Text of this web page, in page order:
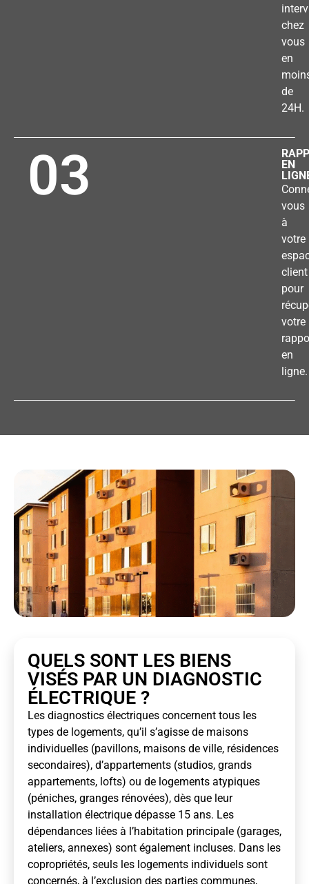
chez
vous
en
de
24H.
03
EN
vous
à
votre
client
pour
votre
en
ligne.
QUELS SONT LES BIENS
VISÉS PAR UN DIAGNOSTIC
ÉLECTRIQUE ?
Les diagnostics électriques concernent tous les
types de logements, qu’il s’agisse de maisons
individuelles (pavillons, maisons de ville, résidences
secondaires), d’appartements (studios, grands
appartements, lofts) ou de logements atypiques
(péniches, granges rénovées), dès que leur
installation électrique dépasse 15 ans. Les
dépendances liées à l’habitation principale (garages,
ateliers, annexes) sont également incluses. Dans les
copropriétés, seuls les logements individuels sont
concernés, à l’exclusion des parties communes,